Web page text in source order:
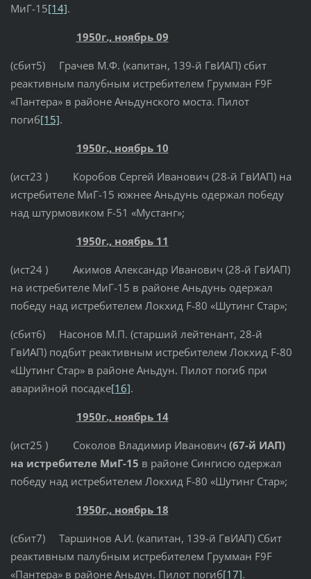
МиГ-15[14].
1950г., ноябрь 09
(сбит5) Грачев М.Ф. (капитан, 139-й ГвИАП) сбит
реактивным палубным истребителем Грумман F9F
«Пантера» в районе Аньдунского моста. Пилот
погиб[15].
1950г., ноябрь 10
(ист23 ) Коробов Сергей Иванович (28-й ГвИАП) на
истребителе МиГ-15 южнее Аньдунь одержал победу
над штурмовиком F-51 «Мустанг»;
1950г., ноябрь 11
(ист24 ) Акимов Александр Иванович (28-й ГвИАП)
на истребителе МиГ-15 в районе Аньдунь одержал
победу над истребителем Локхид F-80 «Шутинг Стар»;
(сбит6) Насонов М.П. (старший лейтенант, 28-й
ГвИАП) подбит реактивным истребителем Локхид F-80
«Шутинг Стар» в районе Аньдун. Пилот погиб при
аварийной посадке[16].
1950г., ноябрь 14
(ист25 ) Соколов Владимир Иванович (67-й ИАП)
на истребителе МиГ-15 в районе Сингисю одержал
победу над истребителем Локхид F-80 «Шутинг Стар»;
1950г., ноябрь 18
(сбит7) Таршинов А.И. (капитан, 139-й ГвИАП) Сбит
реактивным палубным истребителем Грумман F9F
«Пантера» в районе Аньдун. Пилот погиб[17].